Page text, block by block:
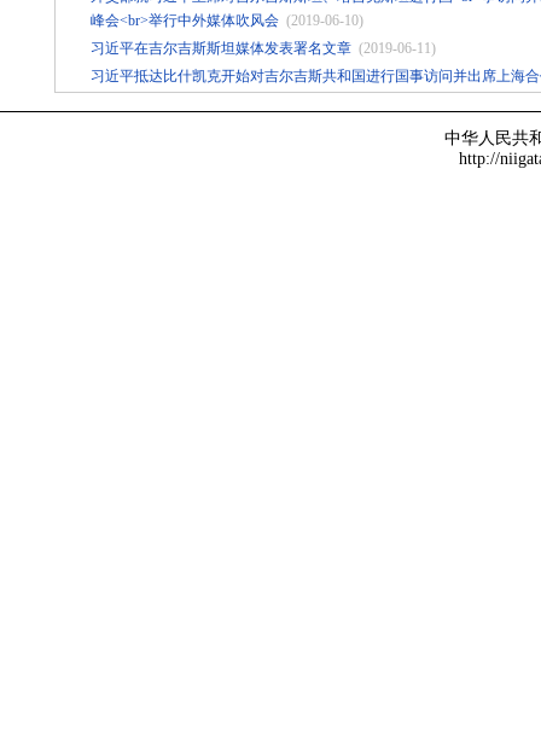
峰会<br>举行中外媒体吹风会 (2019-06-10)
习近平在吉尔吉斯斯坦媒体发表署名文章 (2019-06-11)
习近平抵达比什凯克开始对吉尔吉斯共和国进行国事访问并出席上海
中华人民共
http://